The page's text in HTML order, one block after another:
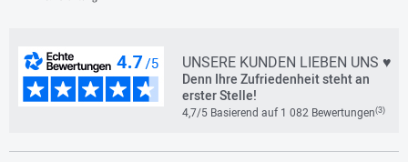
UNSERE KUNDEN LIEBEN UNS ♥
Denn Ihre Zufriedenheit steht an
erster Stelle!
4,7/5 Basierend auf 1 082 Bewertungen(3)